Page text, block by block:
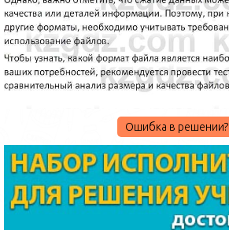
Ошибка в решении?